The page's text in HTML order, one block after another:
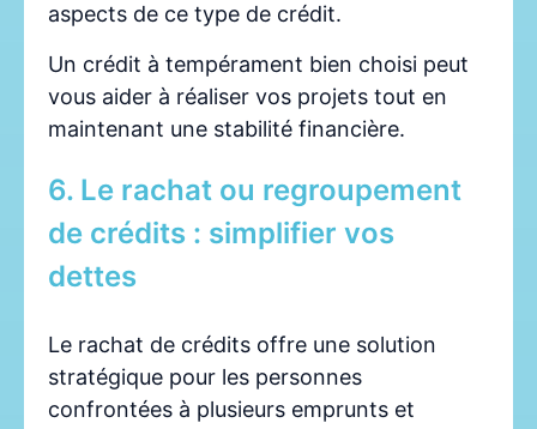
aspects de ce type de crédit.
Un crédit à tempérament bien choisi peut
vous aider à réaliser vos projets tout en
maintenant une stabilité financière.
6. Le rachat ou regroupement
de crédits : simplifier vos
dettes
Le rachat de crédits offre une solution
stratégique pour les personnes
confrontées à plusieurs emprunts et